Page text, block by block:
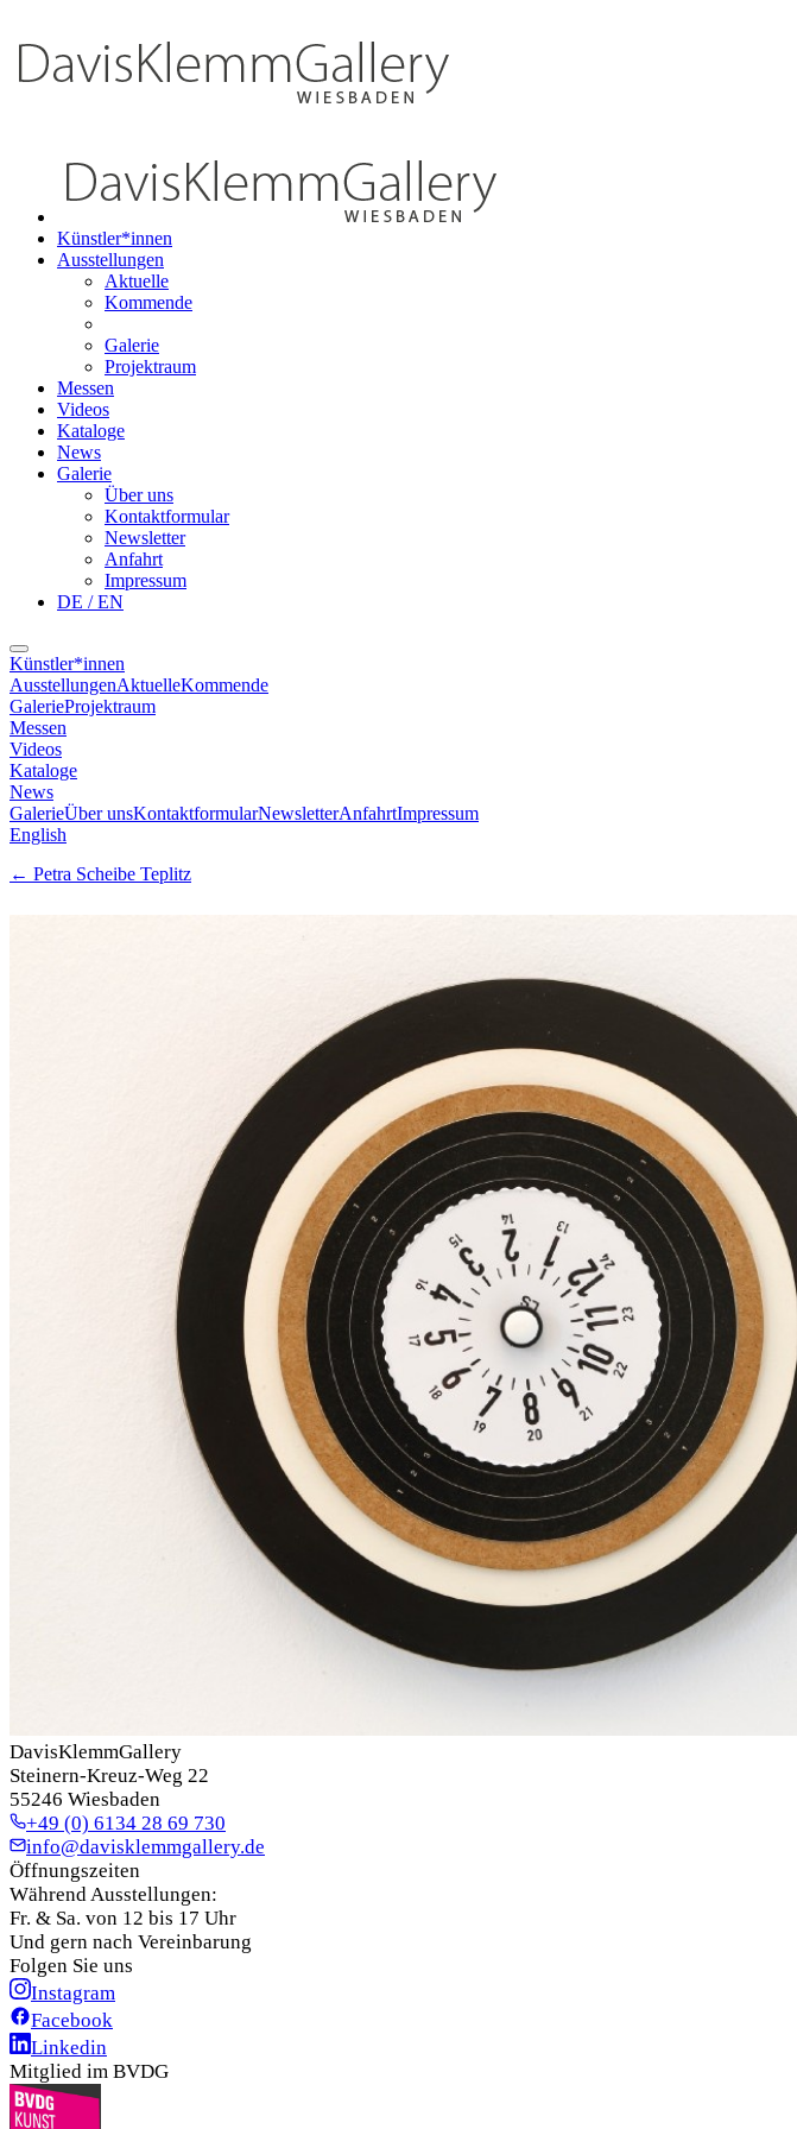
Künstler*innen
Ausstellungen
Aktuelle
Kommende
Galerie
Projektraum
Messen
Videos
Kataloge
News
Galerie
Über uns
Kontaktformular
Newsletter
Anfahrt
Impressum
DE / EN
Künstler*innen
AusstellungenAktuelleKommende
GalerieProjektraum
Messen
Videos
Kataloge
News
GalerieÜber unsKontaktformularNewsletterAnfahrtImpressum
English
← Petra Scheibe Teplitz
DavisKlemmGallery
Steinern-Kreuz-Weg 22
55246 Wiesbaden
+49 (0) 6134 28 69 730
info@davisklemmgallery.de
Öffnungszeiten
Während Ausstellungen:
Fr. & Sa. von 12 bis 17 Uhr
Und gern nach Vereinbarung
Folgen Sie uns
Instagram
Facebook
Linkedin
Mitglied im BVDG